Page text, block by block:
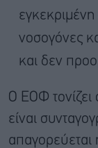
εγκεκριμένη
νοσογόνες
και δεν
Ο ΕΟΦ τονίζει
είναι